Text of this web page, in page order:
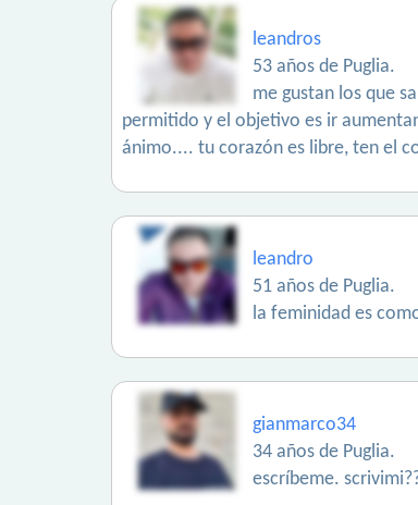
leandros
53 años de Puglia.
me gustan los que
permitido y el objetivo es ir
ánimo.... tu corazón es libre, ten el
leandro
51 años de Puglia.
la feminidad es
gianmarco34
34 años de Puglia.
escríbeme.